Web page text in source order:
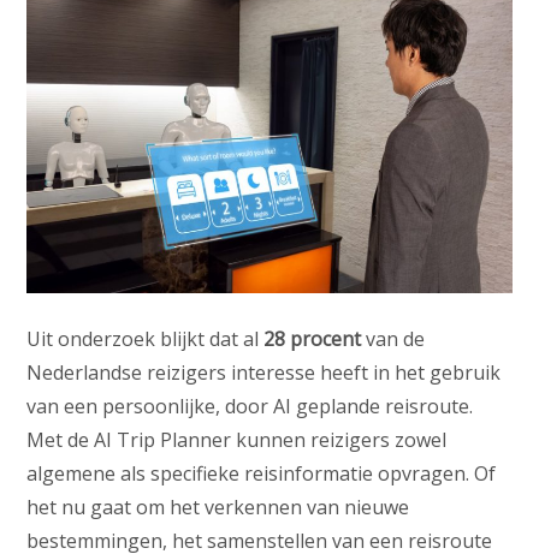
Uit onderzoek blijkt dat al 28 procentvan de
Nederlandse reizigers interesse heeft in het gebruik
van een persoonlijke, door AI geplande reisroute.
Met de AI Trip Planner kunnen reizigers zowel
algemene als specifieke reisinformatie opvragen. Of
het nu gaat om het verkennen van nieuwe
bestemmingen, het samenstellen van een reisroute